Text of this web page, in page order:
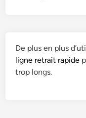
De plus en plus
ligne retrait rapide
trop longs.